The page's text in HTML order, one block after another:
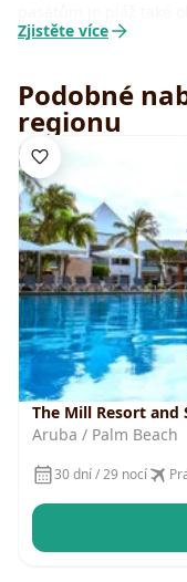
Zjistěte více
Podobné
regionu
The Mill Resort and
Aruba / Palm Beach
30 dní / 29 nocí